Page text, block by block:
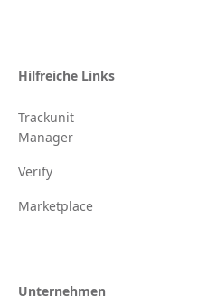
Hilfreiche Links
Trackunit
Manager
Verify
Marketplace
Unternehmen